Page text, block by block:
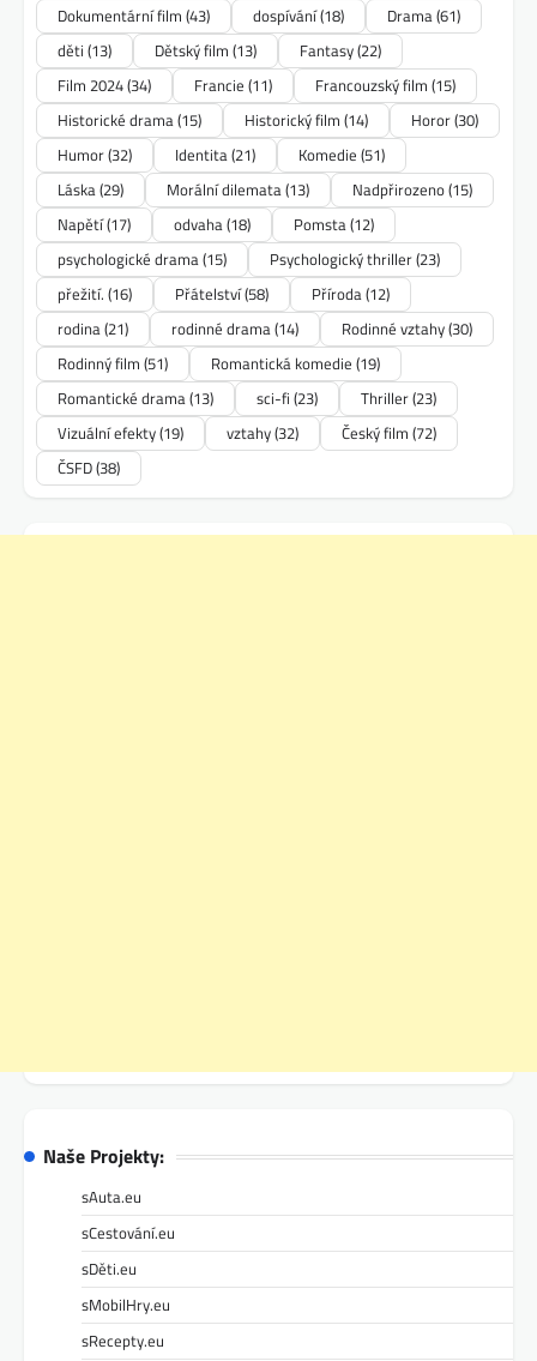
Dokumentární film (43) dospívání(18) Drama(61)
děti (13) Dětský film (13) Fantasy(22)
Film 2024(34) Francie (11) Francouzský film (15)
Historické drama(15) Historický film (14) Horor(30)
Humor(32) Identita(21) Komedie (51)
Láska(29) Morální dilemata(13) Nadpřirozeno(15)
Napětí(17) odvaha(18) Pomsta(12)
psychologické drama(15) Psychologický thriller(23)
přežití. (16) Přátelství(58) Příroda(12)
rodina(21) rodinné drama(14) Rodinné vztahy(30)
Rodinný film (51) Romantická komedie (19)
Romantické drama(13) sci-fi (23) Thriller(23)
Vizuální efekty(19) vztahy(32) Český film (72)
ČSFD(38)
Naše Projekty:
sAuta.eu
sCestování.eu
sDěti.eu
sMobilHry.eu
sRecepty.eu